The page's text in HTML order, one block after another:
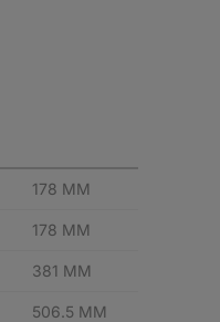
178 MM
178 MM
381 MM
506.5 MM